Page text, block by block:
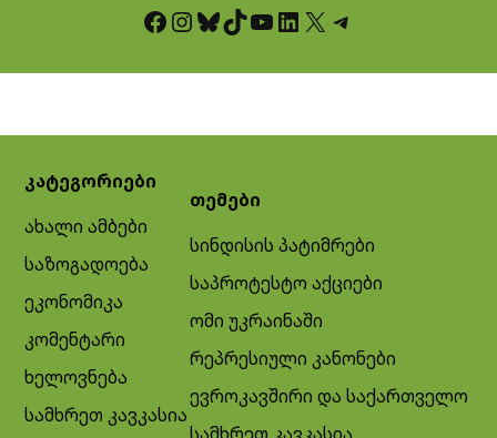
Facebook InstagramBluesky TikTok YouTube LinkedIn X Telegram
კატეგორიები
ახალი ამბები
საზოგადოება
ეკონომიკა
კომენტარი
ხელოვნება
სამხრეთ კავკასია
თემები
სინდისის პატიმრები
საპროტესტო აქციები
ომი უკრაინაში
რეპრესიული კანონები
ევროკავშირი და საქართველო
სამხრეთ კავკასია